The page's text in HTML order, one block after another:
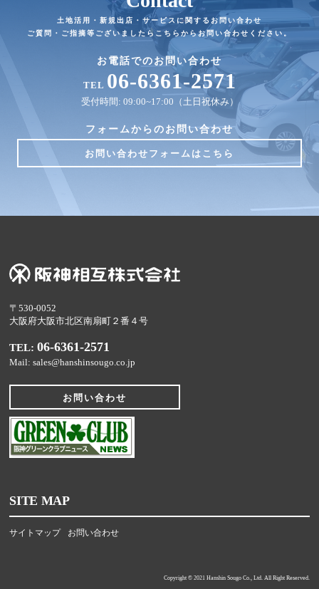
土地活用・新規出店・サービスに関するお問い合わせ
ご質問・ご指摘等ございましたらこちらからお問い合わせください。
お電話でのお問い合わせ
TEL 06-6361-2571
受付時間: 09:00~17:00（土日祝休み）
フォームからのお問い合わせ
お問い合わせフォームはこちら
〒530-0052
大阪府大阪市北区南扇町２番４号
TEL:06-6361-2571
Mail: sales@hanshinsougo.co.jp
お問い合わせ
SITE MAP
サイトマップ お問い合わせ
Copyright ©︎ 2021 Hanshin Sougo Co., Ltd. All Right Reserved.